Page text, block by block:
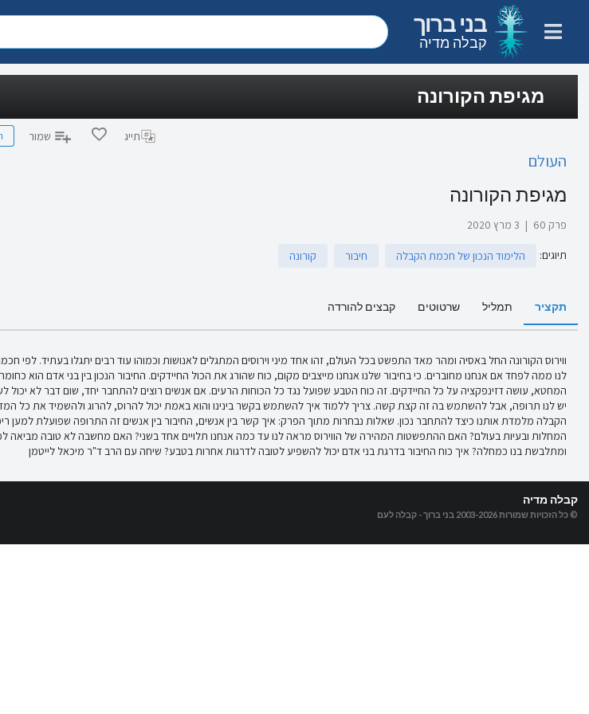
בני ברוך
קבלה מדיה
מגיפת הקורונה
תייג שמור
העולם
מגיפת הקורונה
פרק 60 | 3 מרץ 2020
תיוגים: הלימוד הנכון של חכמת הקבלה חיבור קורונה
תקציר תמליל שרטוטים קבצים להורדה
ווירוס הקורונה החל באסיה ומהר מאד התפשט בכל העולם, זהו אחד מיני וירוסים המתגלים לאנושות וכמוהו עוד רבים יתגלו בעתיד. לפי
לנו ממה לפחד אם אנחנו מחוברים. כי בחיבור שלנו אנחנו מייצבים מקום, כוח שהורג את הכול החיידקים. החיבור הנכון בין בני אדם הוא
המחטא, עושה דזינפקציה על כל החיידקים. זה כוח הטבע שפועל נגד כל הכוחות הרעים. אם אנשים רוצים להתחבר יחד, שום דבר לא יכול
יש לנו תרופה, אבל להשתמש בה זה קצת קשה. צריך ללמוד איך להשתמש בקשר בינינו והוא באמת יכול להרוס, להרוג ולהשמיד את כל
הקבלה מלמדת אותנו כיצד להתחבר נכון. שאלות נבחרות מתוך הפרק: איך קשר בין אנשים, החיבור בין אנשים זה התרופה שפועלת למען
המחלות ובעיות בעולם? האם ההתפשטות המהירה של הווירוס מראה לנו עד כמה אנחנו תלויים אחד בשני? האם מחשבה לא טובה מביאה
ומתלבשת בנו כמחלה? איך כוח החיבור בדרגת בני אדם יכול להשפיע לטובה לדרגות אחרות בטבע? שיחה עם הרב ד"ר מיכאל לייטמן
קבלה מדיה
© כל הזכויות שמורות 2003-2026 בני ברוך - קבלה לעם